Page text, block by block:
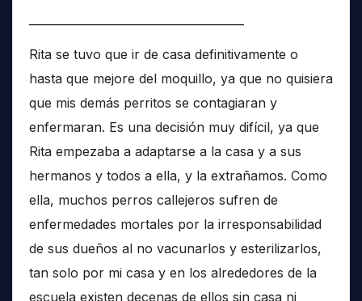
Rita se tuvo que ir de casa definitivamente o
hasta que mejore del moquillo, ya que no quisiera
que mis demás perritos se contagiaran y
enfermaran. Es una decisión muy difícil, ya que
Rita empezaba a adaptarse a la casa y a sus
hermanos y todos a ella, y la extrañamos. Como
ella, muchos perros callejeros sufren de
enfermedades mortales por la irresponsabilidad
de sus dueños al no vacunarlos y esterilizarlos,
tan solo por mi casa y en los alrededores de la
escuela existen decenas de ellos sin casa ni